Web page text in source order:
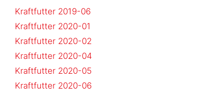
Kraftfutter 2019-06
Kraftfutter 2020-01
Kraftfutter 2020-02
Kraftfutter 2020-04
Kraftfutter 2020-05
Kraftfutter 2020-06